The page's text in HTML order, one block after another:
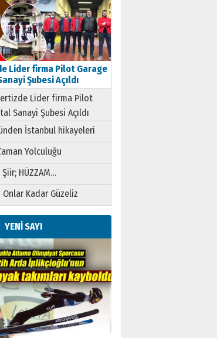
Lider firma Pilot Garage
Şubesi Açıldı
Lider firma Pilot
Sanayi Şubesi Açıldı
İstanbul hikayeleri
Yolculuğu
HÜZZAM…
Kadar Güzeliz
YENİ SAYI
Kenan GÜLERCİ